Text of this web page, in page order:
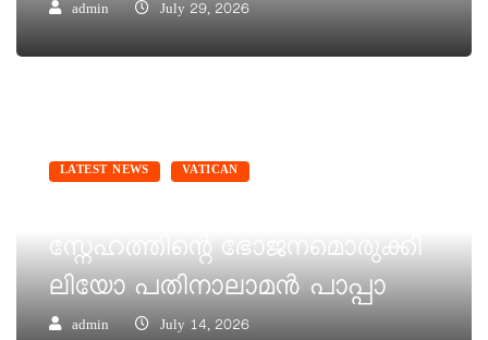
admin July 29, 2026
LATEST NEWS VATICAN
സ്നേഹത്തിന്റെ ഭോജനമൊരുക്കി
ലിയോ പതിനാലാമൻ പാപ്പാ
admin July 14, 2026